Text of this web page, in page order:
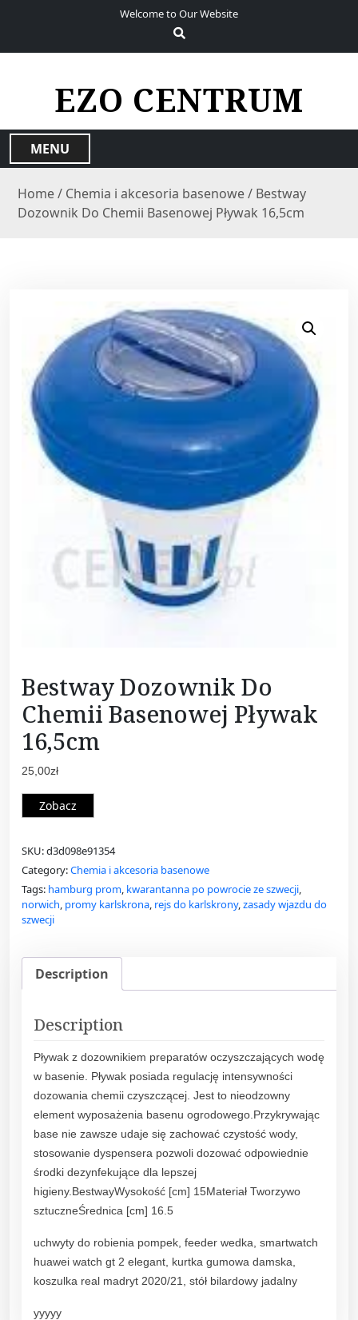
Welcome to Our Website
EZO CENTRUM
MENU
Home/ Chemia i akcesoria basenowe/ Bestway
Dozownik Do Chemii Basenowej Pływak 16,5cm
Bestway Dozownik Do
Chemii Basenowej Pływak
16,5cm
25,00zł
Zobacz
SKU:d3d098e91354
Category:Chemia i akcesoria basenowe
Tags: hamburg prom, kwarantanna po powrocie ze szwecji,
norwich, promy karlskrona, rejs do karlskrony,zasady wjazdu do
szwecji
Description
Description
Pływak z dozownikiem preparatów oczyszczających wodę
w basenie. Pływak posiada regulację intensywności
dozowania chemii czyszczącej. Jest to nieodzowny
element wyposażenia basenu ogrodowego.Przykrywając
base nie zawsze udaje się zachować czystość wody,
stosowanie dyspensera pozwoli dozować odpowiednie
środki dezynfekujące dla lepszej
higieny.BestwayWysokość [cm] 15Materiał Tworzywo
sztuczneŚrednica [cm] 16.5
uchwyty do robienia pompek, feeder wedka, smartwatch
huawei watch gt 2 elegant, kurtka gumowa damska,
koszulka real madryt 2020/21, stół bilardowy jadalny
yyyyy